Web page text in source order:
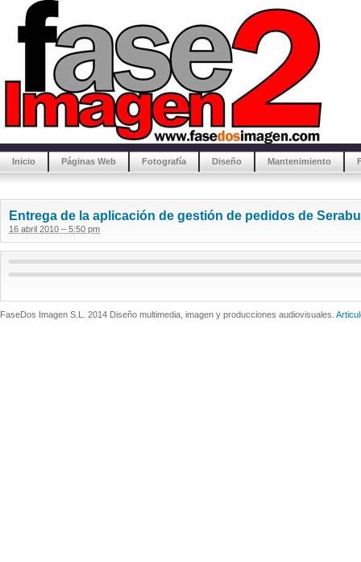
Inicio Páginas Web Fotografía Diseño Mantenimiento
Entrega de la aplicación de gestión de pedidos de
16 abril 2010 – 5:50 pm
FaseDos Imagen S.L. 2014 Diseño multimedia, imagen y producciones audiovisuales.